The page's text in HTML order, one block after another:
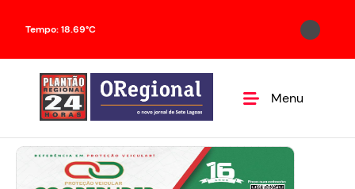
Tempo: 18.69°C
Menu